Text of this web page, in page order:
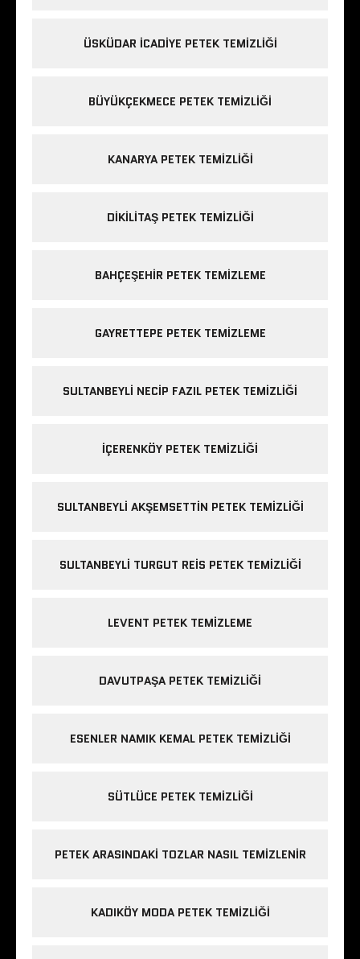
ÜSKÜDAR ICADIYE PETEK TEMIZLIĞI
BÜYÜKÇEKMECE PETEK TEMIZLIĞI
KANARYA PETEK TEMIZLIĞI
DIKILITAŞ PETEK TEMIZLIĞI
BAHÇEŞEHIR PETEK TEMIZLEME
GAYRETTEPE PETEK TEMIZLEME
SULTANBEYLI NECIP FAZIL PETEK TEMIZLIĞI
IÇERENKÖY PETEK TEMIZLIĞI
SULTANBEYLI AKŞEMSETTIN PETEK TEMIZLIĞI
SULTANBEYLI TURGUT REIS PETEK TEMIZLIĞI
LEVENT PETEK TEMIZLEME
DAVUTPAŞA PETEK TEMIZLIĞI
ESENLER NAMIK KEMAL PETEK TEMIZLIĞI
SÜTLÜCE PETEK TEMIZLIĞI
PETEK ARASINDAKI TOZLAR NASIL TEMIZLENIR
KADIKÖY MODA PETEK TEMIZLIĞI